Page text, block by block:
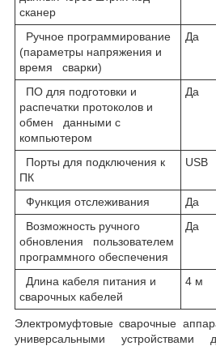
сканер
Ручное программирование
(параметры напряжения и
время сварки)
Да
ПО для подготовки и
распечатки протоколов и
обмен данными с
компьютером
Да
Порты для подключения к
ПК
USB
Функция отслеживания
Да
Возможность ручного
обновления пользователем
программного обеспечения
Да
Длина кабеля питания и
сварочных кабелей
4 м
Электромуфтовые сварочные
универсальными